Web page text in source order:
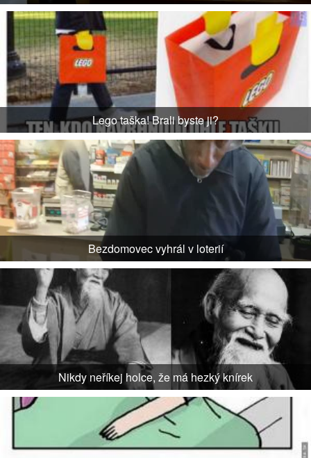
Lego taška! Brali byste ji?
Bezdomovec vyhrál v loterií
Nikdy neříkej holce, že má hezký knírek